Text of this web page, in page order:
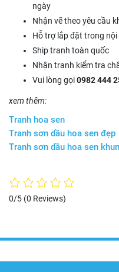
ngày
Nhận vẽ theo yêu cầu
Hỗ trợ lắp đặt trong
Ship tranh toàn quốc
Nhận tranh kiểm tra
Vui lòng gọi0982 444
xem thêm:
Tranh hoa sen
Tranh sơn dầu hoa sen đẹp
Tranh sơn dầu hoa sen
0/5 (0 Reviews)